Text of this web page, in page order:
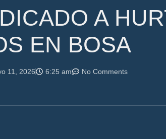
A
EN BOSA
11, 2026 6:25 am No Comments